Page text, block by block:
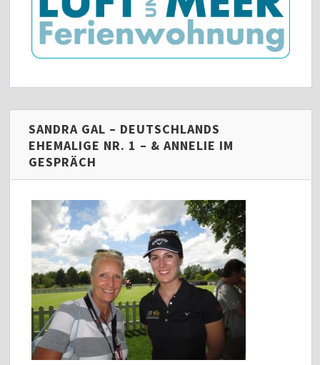
SANDRA GAL – DEUTSCHLANDS
EHEMALIGE NR. 1 – & ANNELIE IM
GESPRÄCH